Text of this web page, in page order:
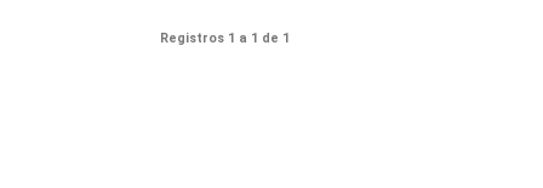
Registros 1 a 1 de 1